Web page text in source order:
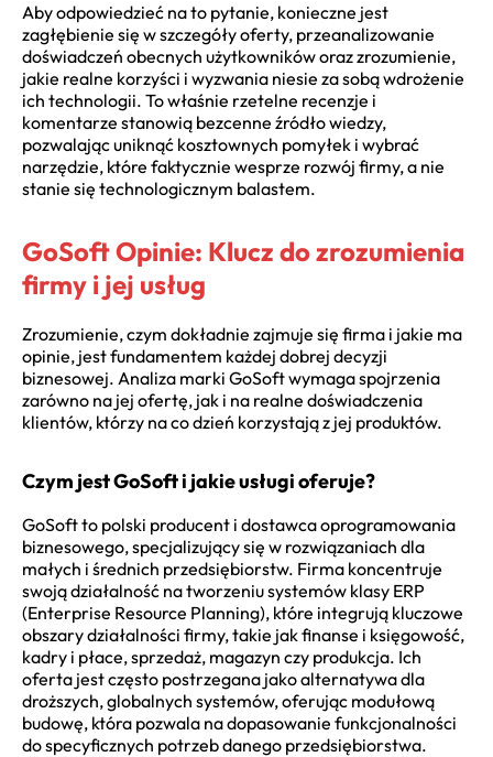
Aby odpowiedzieć na to pytanie, konieczne jest
zagłębienie się w szczegóły oferty, przeanalizowanie
doświadczeń obecnych użytkowników oraz zrozumienie,
jakie realne korzyści i wyzwania niesie za sobą wdrożenie
ich technologii. To właśnie rzetelne recenzje i
komentarze stanowią bezcenne źródło wiedzy,
pozwalając uniknąć kosztownych pomyłek i wybrać
narzędzie, które faktycznie wesprze rozwój firmy, a nie
stanie się technologicznym balastem.
GoSoft Opinie: Klucz do zrozumienia
firmy i jej usług
Zrozumienie, czym dokładnie zajmuje się firma i jakie ma
opinie, jest fundamentem każdej dobrej decyzji
biznesowej. Analiza marki GoSoft wymaga spojrzenia
zarówno na jej ofertę, jak i na realne doświadczenia
klientów, którzy na co dzień korzystają z jej produktów.
Czym jest GoSoft i jakie usługi oferuje?
GoSoft to polski producent i dostawca oprogramowania
biznesowego, specjalizujący się w rozwiązaniach dla
małych i średnich przedsiębiorstw. Firma koncentruje
swoją działalność na tworzeniu systemów klasy ERP
(Enterprise Resource Planning), które integrują kluczowe
obszary działalności firmy, takie jak finanse i księgowość,
kadry i płace, sprzedaż, magazyn czy produkcja. Ich
oferta jest często postrzegana jako alternatywa dla
droższych, globalnych systemów, oferując modułową
budowę, która pozwala na dopasowanie funkcjonalności
do specyficznych potrzeb danego przedsiębiorstwa.